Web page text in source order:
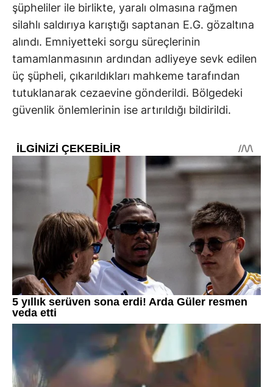
şüpheliler ile birlikte, yaralı olmasına rağmen
silahlı saldırıya karıştığı saptanan E.G. gözaltına
alındı. Emniyetteki sorgu süreçlerinin
tamamlanmasının ardından adliyeye sevk edilen
üç şüpheli, çıkarıldıkları mahkeme tarafından
tutuklanarak cezaevine gönderildi. Bölgedeki
güvenlik önlemlerinin ise artırıldığı bildirildi.